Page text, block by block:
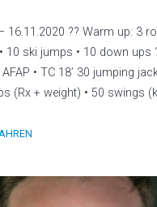
16.11.2020 ?? Warm up: 3
10 ski jumps • 10 down ups
AFAP • TC 18’ 30 jumping
(Rx + weight) • 50 swings